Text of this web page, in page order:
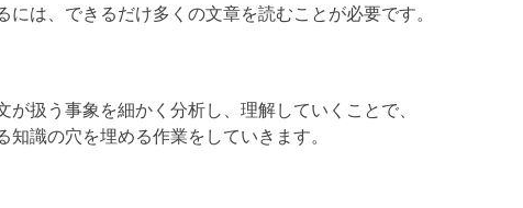
には、できるだけ多くの文章を読むことが必要です。
が扱う事象を細かく分析し、理解していくことで、
知識の穴を埋める作業をしていきます。